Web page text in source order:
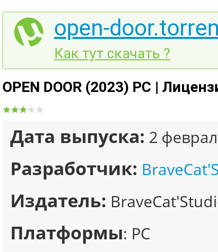
open-
Как тут скачать ?
OPEN DOOR (2023) PC |
Дата выпуска: 2
Разработчик:
Издатель:
Платформы: PC